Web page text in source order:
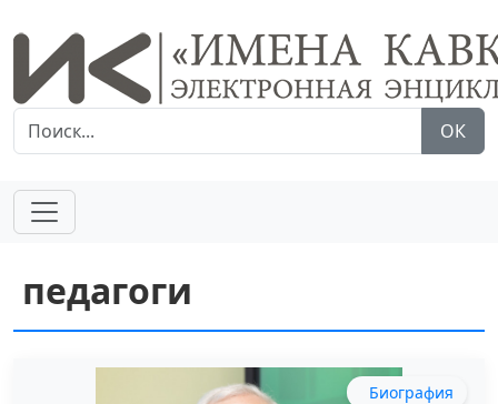
ОК
педагоги
Биография